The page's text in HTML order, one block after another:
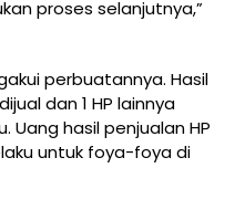
proses selanjutnya,”
perbuatannya. Hasil
dan 1 HP lainnya
Uang hasil penjualan HP
untuk foya-foya di